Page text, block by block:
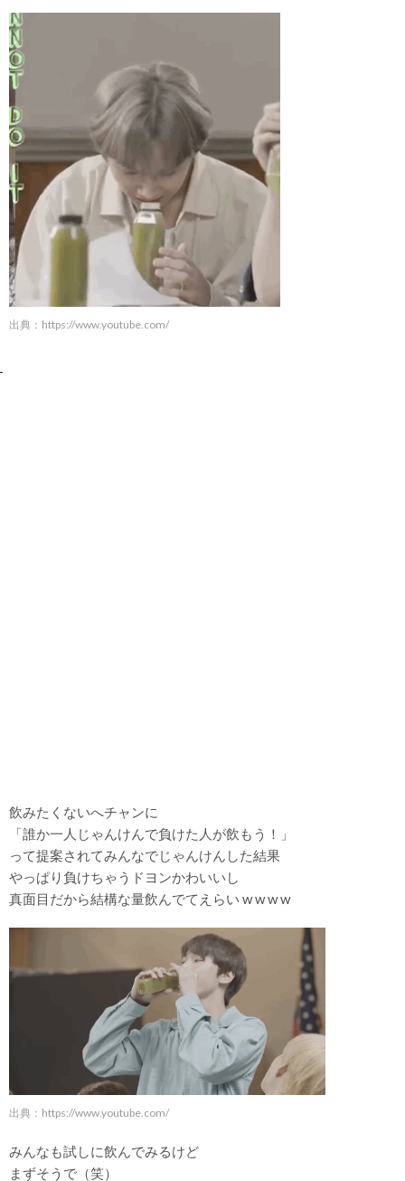
出典：https://www.youtube.com/
飲みたくないへチャンに
「誰か一人じゃんけんで負けた人が飲もう！」
って提案されてみんなでじゃんけんした結果
やっぱり負けちゃうドヨンかわいいし
真面目だから結構な量飲んでてえらい w w w w
出典：https://www.youtube.com/
みんなも試しに飲んでみるけど
まずそうで（笑）